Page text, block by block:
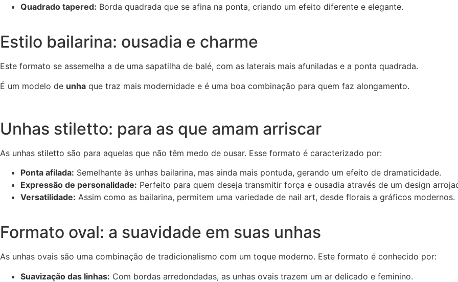
Quadrado tapered: Borda quadrada que se afina na ponta, criando um efeito diferente e elegante.
Estilo bailarina: ousadia e charme
Este formato se assemelha a de uma sapatilha de balé, com as laterais mais afuniladas e a ponta quadrada.
É um modelo de unha que traz mais modernidade e é uma boa combinação para quem faz alongamento.
Unhas stiletto: para as que amam arriscar
As unhas stiletto são para aquelas que não têm medo de ousar. Esse formato é caracterizado por:
Ponta afilada: Semelhante às unhas bailarina, mas ainda mais pontuda, gerando um efeito de dramaticidade.
Expressão de personalidade: Perfeito para quem deseja transmitir força e ousadia através de um design
Versatilidade: Assim como as bailarina, permitem uma variedade de nail art, desde florais a gráficos modernos.
Formato oval: a suavidade em suas unhas
As unhas ovais são uma combinação de tradicionalismo com um toque moderno. Este formato é conhecido por:
Suavização das linhas: Com bordas arredondadas, as unhas ovais trazem um ar delicado e feminino.